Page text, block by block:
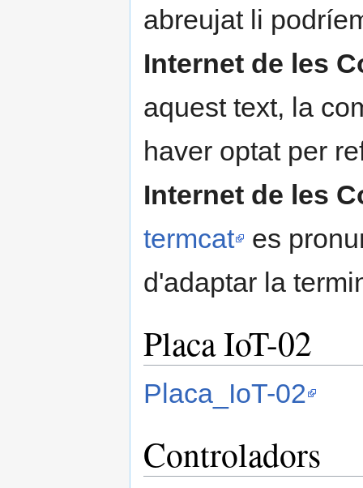
abreujat li
Internet de les
aquest text, la
haver optat per
Internet de les
termcat
es
d'adaptar la
Placa IoT-02
Placa_IoT-02
Controladors